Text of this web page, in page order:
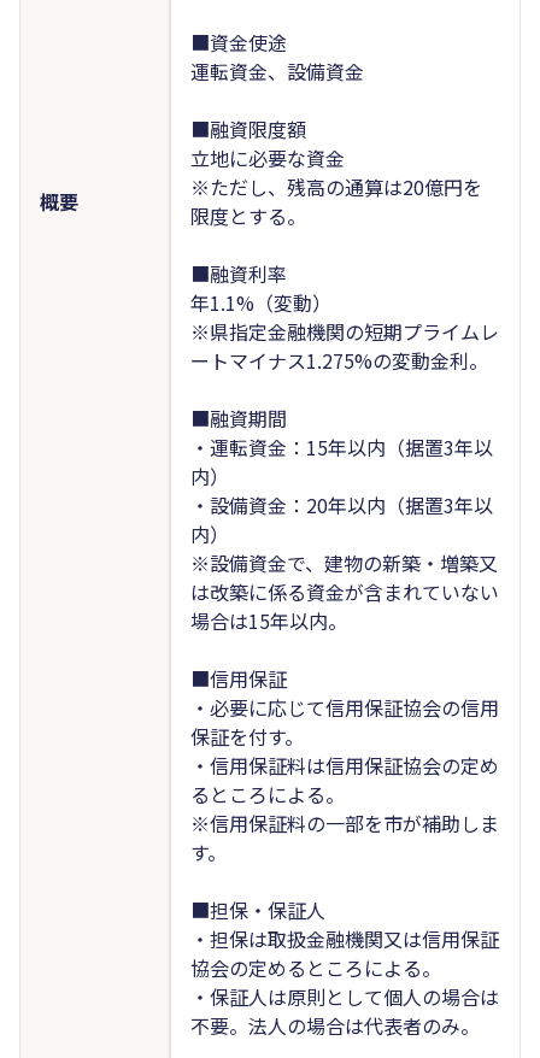
概要
■資金使途
運転資金、設備資金
■融資限度額
立地に必要な資金
※ただし、残高の通算は20億円を
限度とする。
■融資利率
年1.1%（変動）
※県指定金融機関の短期プライムレ
ートマイナス1.275%の変動金利。
■融資期間
・運転資金：15年以内（据置3年以
内）
・設備資金：20年以内（据置3年以
内）
※設備資金で、建物の新築・増築又
は改築に係る資金が含まれていない
場合は15年以内。
■信用保証
・必要に応じて信用保証協会の信用
保証を付す。
・信用保証料は信用保証協会の定め
るところによる。
※信用保証料の一部を市が補助しま
す。
■担保・保証人
・担保は取扱金融機関又は信用保証
協会の定めるところによる。
・保証人は原則として個人の場合は
不要。法人の場合は代表者のみ。